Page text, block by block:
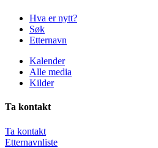
Hva er nytt?
Søk
Etternavn
Kalender
Alle media
Kilder
Ta kontakt
Ta kontakt
Etternavnliste